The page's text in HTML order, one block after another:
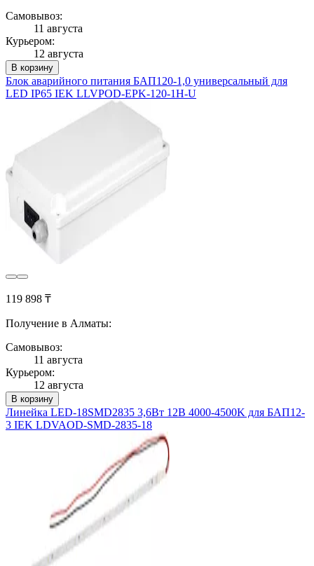
Самовывоз:
11 августа
Курьером:
12 августа
В корзину
Блок аварийного питания БАП120-1,0 универсальный для
LED IP65 IEK LLVPOD-EPK-120-1H-U
119 898 ₸
Получение в Алматы:
Самовывоз:
11 августа
Курьером:
12 августа
В корзину
Линейка LED-18SMD2835 3,6Вт 12В 4000-4500K для БАП12-
3 IEK LDVAOD-SMD-2835-18